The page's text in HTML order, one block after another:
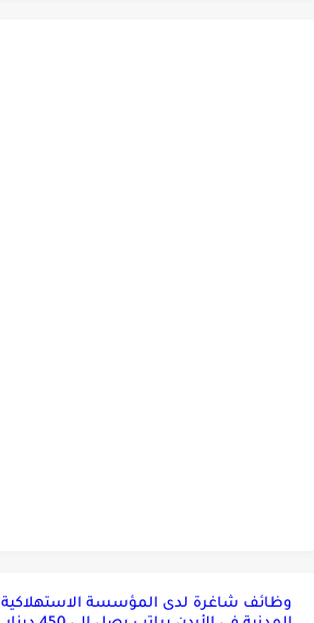
وظائف شاغرة لدى المؤسسة الاستهلاكية